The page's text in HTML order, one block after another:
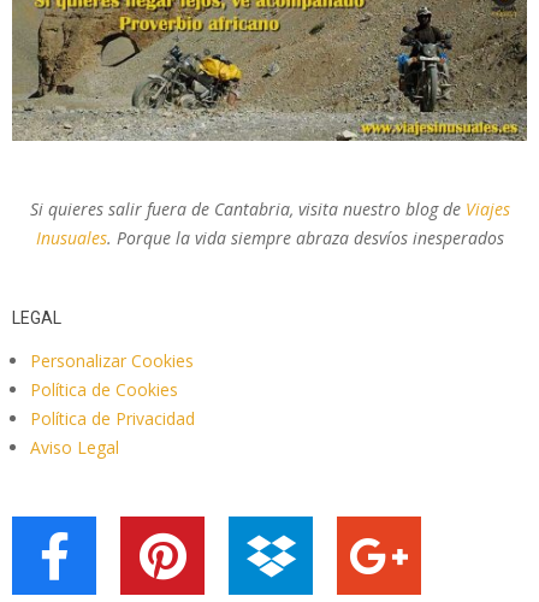
Si quieres salir fuera de Cantabria, visita nuestro blog de Viajes
Inusuales. Porque la vida siempre abraza desvíos inesperados
LEGAL
Personalizar Cookies
Política de Cookies
Política de Privacidad
Aviso Legal